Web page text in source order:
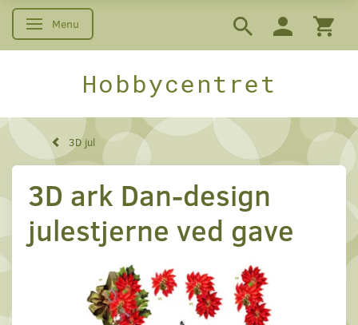
Skifte navigation
Menu
Hobbycentret
3D jul
3D ark Dan-design
julestjerne ved gave